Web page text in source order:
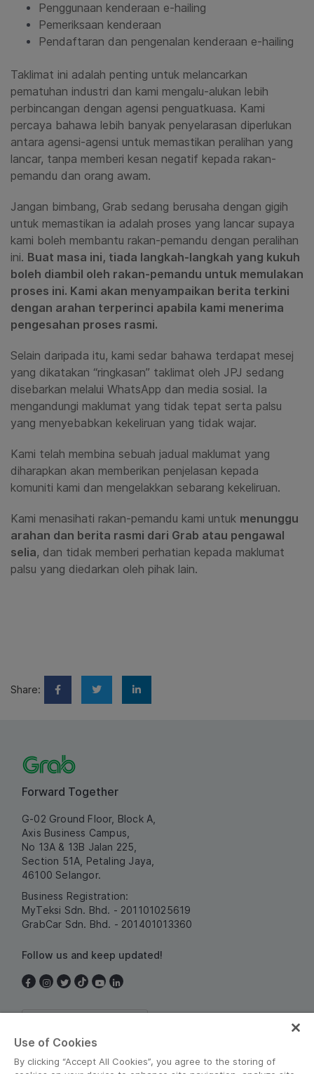
Penggunaan kenderaan e-hailing
Pemeriksaan kenderaan
Pendaftaran dan pengenalan kenderaan e-hailing
Taklimat ini adalah penting untuk melancarkan
pematuhan industri dan kami mengalu-alukan lebih
perbincangan dengan agensi penguatkuasa. Kami
percaya bahawa lebih banyak penyelarasan diperlukan
antara agensi-agensi untuk memastikan peralihan yang
lancar, tanpa memberi kesan negatif kepada rakan-
pemandu dan orang awam.
Jangan bimbang, Grab sedang berusaha dengan gigih
untuk memastikan ia adalah proses yang lancar supaya
kami boleh membantu rakan-pemandu dengan peralihan
ini. Buat masa ini, tiada langkah-langkah yang kukuh
boleh diambil oleh rakan-pemandu untuk memulakan
proses ini. Kami akan menyampaikan berita terkini
dengan arahan terperinci apabila kami menerima
pengesahan proses rasmi.
Selain daripada itu, kami sedar bahawa terdapat mesej
yang dikatakan “ringkasan” taklimat oleh JPJ sedang
disebarkan melalui WhatsApp dan media sosial. Ia
mengandungi maklumat yang tidak tepat serta palsu
yang menyebabkan kekeliruan yang tidak wajar.
Kami telah membina sebuah jadual maklumat yang
diharapkan akan memberikan penjelasan kepada
komuniti kami dan mengelakkan sebarang kekeliruan.
Kami menasihati rakan-pemandu kami untuk menunggu
arahan dan berita rasmi dari Grab atau pengawal
selia, dan tidak memberi perhatian kepada maklumat
palsu yang diedarkan oleh pihak lain.
Share:
Forward Together
G-02 Ground Floor, Block A,
Axis Business Campus,
No 13A & 13B Jalan 225,
Section 51A, Petaling Jaya,
46100 Selangor.
Business Registration:
MyTeksi Sdn. Bhd. - 201101025619
GrabCar Sdn. Bhd. - 201401013360
Follow us and keep updated!
Use of Cookies
By clicking “Accept All Cookies”, you agree to the storing of